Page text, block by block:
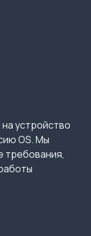
устройство
OS. Мы
требования,